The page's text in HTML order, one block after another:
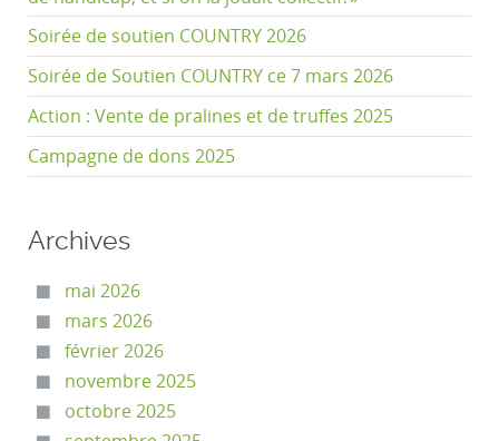
Soirée de soutien COUNTRY 2026
Soirée de Soutien COUNTRY ce 7 mars 2026
Action : Vente de pralines et de truffes 2025
Campagne de dons 2025
Archives
mai 2026
mars 2026
février 2026
novembre 2025
octobre 2025